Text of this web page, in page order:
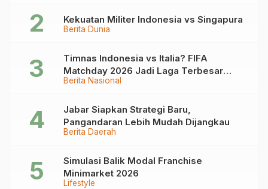
Berita Dunia
Kekuatan Militer Indonesia vs Singapura
Berita Nasional
Timnas Indonesia vs Italia? FIFA
Matchday 2026 Jadi Laga Terbesar
Garuda!
Berita Daerah
Jabar Siapkan Strategi Baru,
Pangandaran Lebih Mudah Dijangkau
Lifestyle
Simulasi Balik Modal Franchise
Minimarket 2026